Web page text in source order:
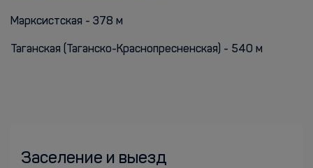
Марксистская - 378 м
Таганская (Таганско-Краснопресненская) - 540 м
Заселение и выезд